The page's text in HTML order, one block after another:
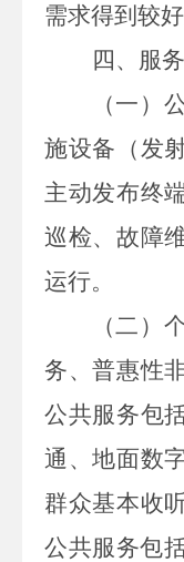
需求得到较好
四、服
（一）
施设备（发
主动发布终
巡检、故障
运行。
（二）
务、普惠性
公共服务包
通、地面数
群众基本收
公共服务包